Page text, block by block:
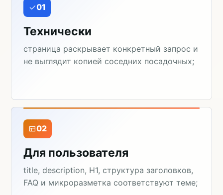
01
Технически
страница раскрывает конкретный запрос и
не выглядит копией соседних посадочных;
02
Для пользователя
title, description, H1, структура заголовков,
FAQ и микроразметка соответствуют теме;